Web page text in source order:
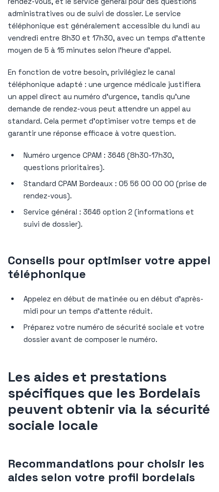
administratives ou de suivi de dossier. Le service
téléphonique est généralement accessible du lundi au
vendredi entre 8h30 et 17h30, avec un temps d’attente
moyen de 5 à 15 minutes selon l’heure d’appel.
En fonction de votre besoin, privilégiez le canal
téléphonique adapté : une urgence médicale justifiera
un appel direct au numéro d’urgence, tandis qu’une
demande de rendez-vous peut attendre un appel au
standard. Cela permet d’optimiser votre temps et de
garantir une réponse efficace à votre question.
Numéro urgence CPAM : 3646 (8h30-17h30,
questions prioritaires).
Standard CPAM Bordeaux : 05 56 00 00 00 (prise de
rendez-vous).
Service général : 3646 option 2 (informations et
suivi de dossier).
Conseils pour optimiser votre appel
téléphonique
Appelez en début de matinée ou en début d’après-
midi pour un temps d’attente réduit.
Préparez votre numéro de sécurité sociale et votre
dossier avant de composer le numéro.
Les aides et prestations
spécifiques que les Bordelais
peuvent obtenir via la sécurité
sociale locale
Recommandations pour choisir les
aides selon votre profil bordelais